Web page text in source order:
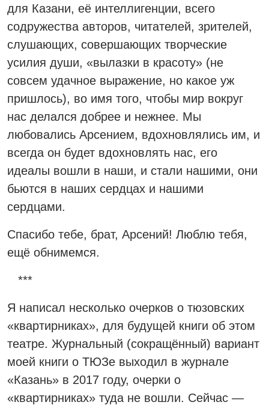
для Казани, её интеллигенции, всего
содружества авторов, читателей, зрителей,
слушающих, совершающих творческие
усилия души, «вылазки в красоту» (не
совсем удачное выражение, но какое уж
пришлось), во имя того, чтобы мир вокруг
нас делался добрее и нежнее. Мы
любовались Арсением, вдохновлялись им, и
всегда он будет вдохновлять нас, его
идеалы вошли в наши, и стали нашими, они
бьются в наших сердцах и нашими
сердцами.
Спасибо тебе, брат, Арсений! Люблю тебя,
ещё обнимемся.
***
Я написал несколько очерков о тюзовских
«квартирниках», для будущей книги об этом
театре. Журнальный (сокращённый) вариант
моей книги о ТЮЗе выходил в журнале
«Казань» в 2017 году, очерки о
«квартирниках» туда не вошли. Сейчас —